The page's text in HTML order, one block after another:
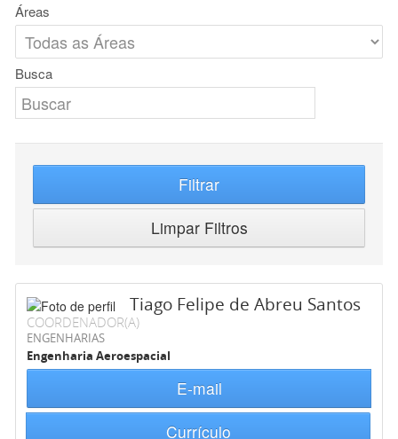
Áreas
Busca
Filtrar
Limpar Filtros
Tiago Felipe de Abreu Santos
COORDENADOR(A)
ENGENHARIAS
Engenharia Aeroespacial
E-mail
Currículo